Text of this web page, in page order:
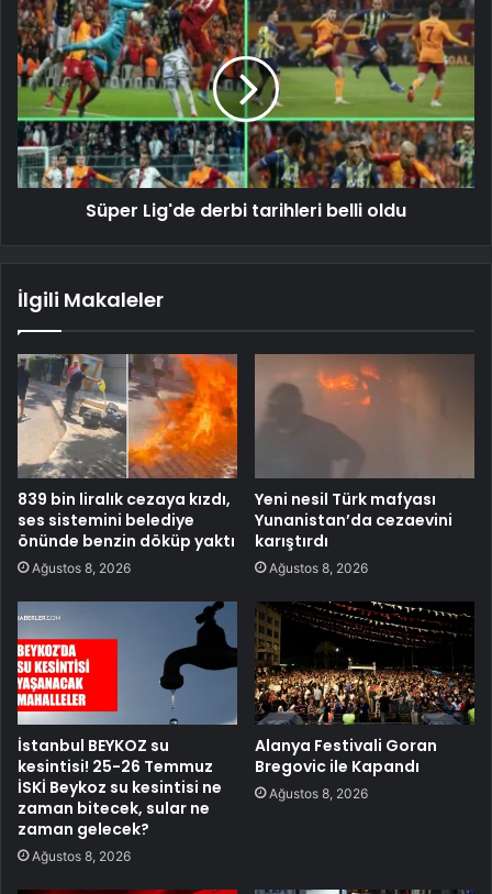
Süper Lig'de derbi tarihleri ​​belli oldu
İlgili Makaleler
839 bin liralık cezaya kızdı,
ses sistemini belediye
önünde benzin döküp yaktı
Ağustos 8, 2026
Yeni nesil Türk mafyası
Yunanistan’da cezaevini
karıştırdı
Ağustos 8, 2026
İstanbul BEYKOZ su
kesintisi! 25-26 Temmuz
İSKİ Beykoz su kesintisi ne
zaman bitecek, sular ne
zaman gelecek?
Ağustos 8, 2026
Alanya Festivali Goran
Bregovic ile Kapandı
Ağustos 8, 2026